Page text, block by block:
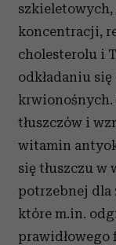
koncentracji,
cholesterolu i
odkładaniu
krwionośnych.
tłuszczów i
witamin
się tłuszczu
potrzebnej dla
które m.in.
prawidłowego